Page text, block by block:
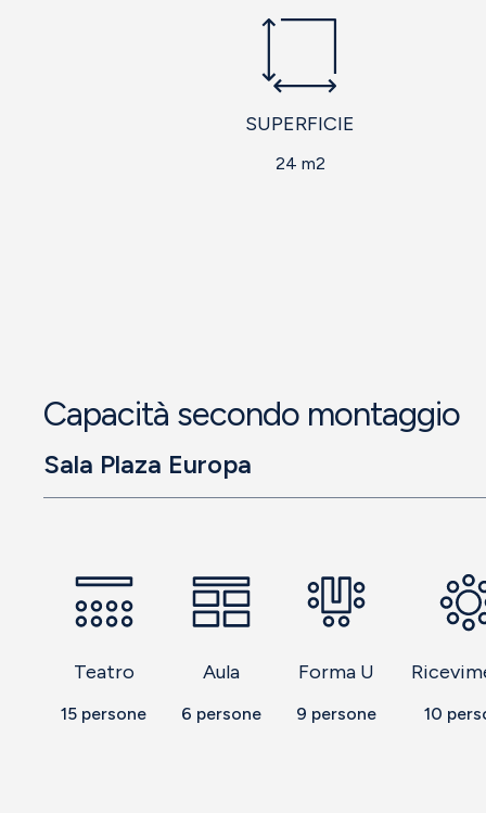
SUPERFICIE
24 m2
Capacità secondo montaggio
Sala Plaza Europa
Teatro
15 persone
Aula
6 persone
Forma U
9 persone 10